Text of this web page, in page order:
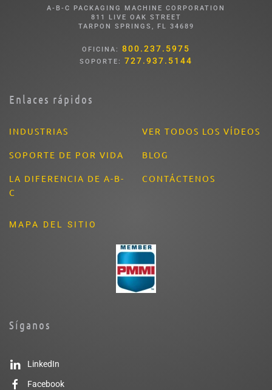
A-B-C PACKAGING MACHINE CORPORATION
811 LIVE OAK STREET
TARPON SPRINGS, FL 34689
OFICINA: 800.237.5975
SOPORTE: 727.937.5144
Enlaces rápidos
INDUSTRIAS
SOPORTE DE POR VIDA
LA DIFERENCIA DE A-B-
C
VER TODOS LOS VÍDEOS
BLOG
CONTÁCTENOS
MAPA DEL SITIO
Síganos
LinkedIn
Facebook